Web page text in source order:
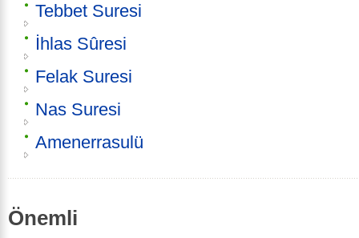
Tebbet Suresi
İhlas Sûresi
Felak Suresi
Nas Suresi
Amenerrasulü
Önemli